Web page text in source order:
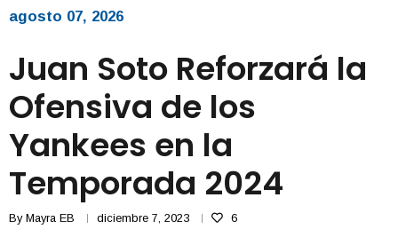
agosto 07, 2026
Juan Soto Reforzará la
Ofensiva de los
Yankees en la
Temporada 2024
By Mayra EB diciembre 7, 2023 6